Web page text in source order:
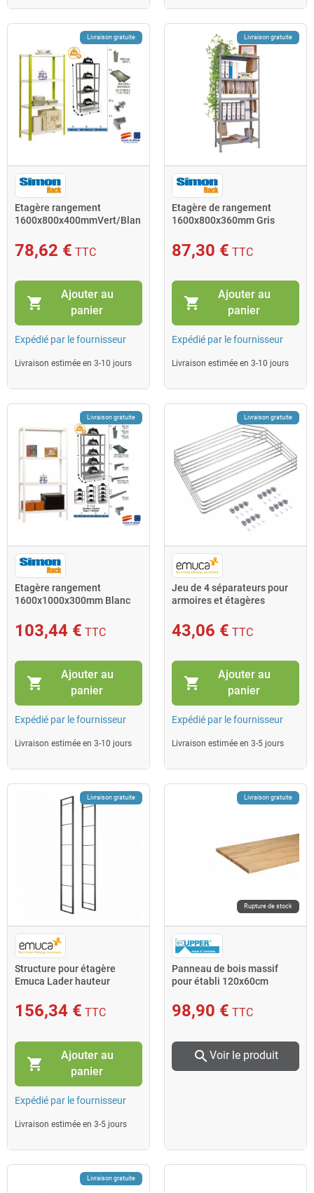
Livraison gratuite
Etagère rangement
1600x800x400mmVert/Blan
Homeclassic Co
78,62 € TTC
shopping_cart
Ajouter au
panier
Expédié par le fournisseur
Livraison estimée en 3-10 jours
Livraison gratuite
Etagère de rangement
1600x800x360mm Gris
4 Simon Rack
87,30 € TTC
shopping_cart
Ajouter au
panier
Expédié par le fournisseur
Livraison estimée en 3-10 jours
Livraison gratuite
Etagère rangement
1600x1000x300mm Blanc
METAL P
103,44 € TTC
shopping_cart
Ajouter au
panier
Expédié par le fournisseur
Livraison estimée en 3-10 jours
Livraison gratuite
Jeu de 4 séparateurs pour
armoires et étagères
43,06 € TTC
shopping_cart
Ajouter au
panier
Expédié par le fournisseur
Livraison estimée en 3-5 jours
Livraison gratuite
Structure pour étagère
Emuca Lader hauteur
156,34 € TTC
shopping_cart
Ajouter au
panier
Expédié par le fournisseur
Livraison estimée en 3-5 jours
Livraison gratuite
Rupture de stock
Panneau de bois massif
pour établi 120x60cm
98,90 € TTC
search Voir le produit
Livraison gratuite